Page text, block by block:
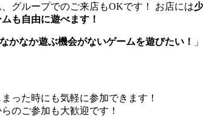
グループでのご来店もOKです！ お店には
も自由に遊べます！
かなか遊ぶ機会がないゲームを遊びたい！
った時にも気軽に参加できます！
のご参加も大歓迎です！